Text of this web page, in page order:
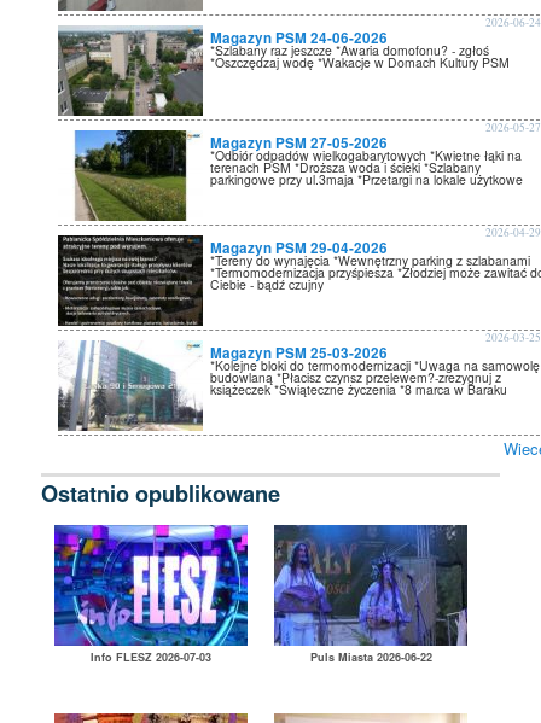
Magazyn PSM 24-06-2026
2026-06-24
*Szlabany raz jeszcze *Awaria domofonu? - zgłoś
*Oszczędzaj wodę *Wakacje w Domach Kultury PSM
Magazyn PSM 27-05-2026
2026-05-27
*Odbiór odpadów wielkogabarytowych *Kwietne łąki na
terenach PSM *Droższa woda i ścieki *Szlabany
parkingowe przy ul.3maja *Przetargi na lokale użytkowe
Magazyn PSM 29-04-2026
2026-04-29
*Tereny do wynajęcia *Wewnętrzny parking z szlabanami
*Termomodernizacja przyśpiesza *Złodziej może zawitać
Ciebie - bądź czujny
Magazyn PSM 25-03-2026
2026-03-25
*Kolejne bloki do termomodernizacji *Uwaga na samowolę
budowlaną *Płacisz czynsz przelewem?-zrezygnuj z
książeczek *Świąteczne życzenia *8 marca w Baraku
Ostatnio opublikowane
Info FLESZ 2026-07-03 Puls Miasta 2026-06-22